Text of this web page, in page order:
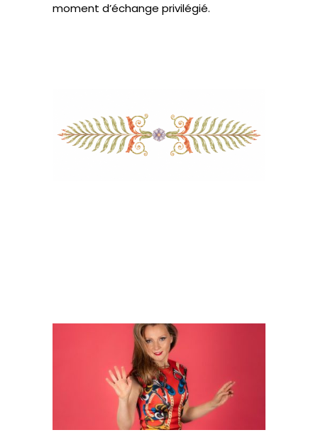
moment d’échange privilégié.